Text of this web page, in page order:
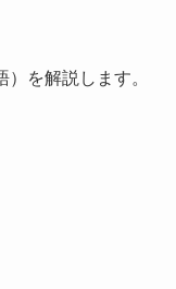
を解説します。